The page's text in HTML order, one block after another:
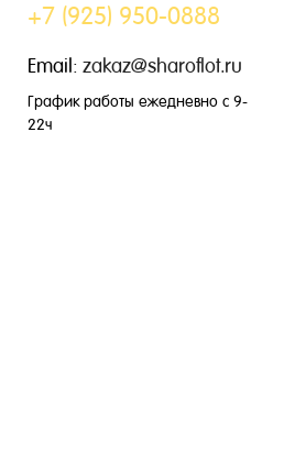
+7 (925) 950-0888
Email: zakaz@sharoflot.ru
График работы ежедневно с 9-
22ч